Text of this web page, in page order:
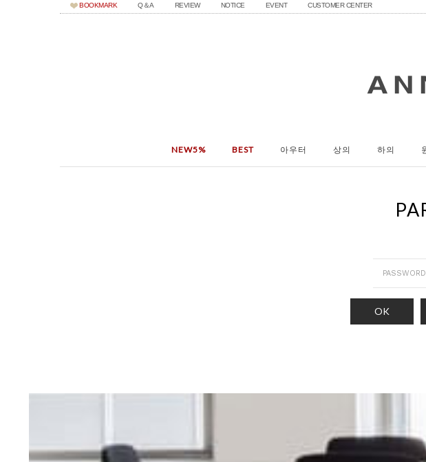
BOOKMARK Q＆A REVIEW NOTICE EVENT CUSTOMER CENTER
NEW5% BEST 아우터 상의 하의
PASSWORD
OK